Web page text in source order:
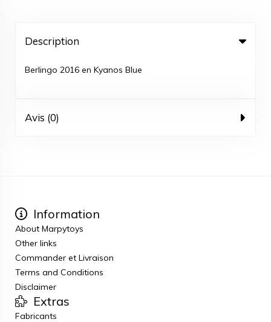
Description
Berlingo 2016 en Kyanos Blue
Avis (0)
Information
About Marpytoys
Other links
Commander et Livraison
Terms and Conditions
Disclaimer
Extras
Fabricants